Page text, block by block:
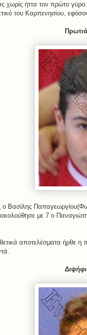
χωρίς ήττα τον πρώτο
του Καρπενησίου,
ο Βασίλης
με 7 ο
αποτελέσματα ήρθε η